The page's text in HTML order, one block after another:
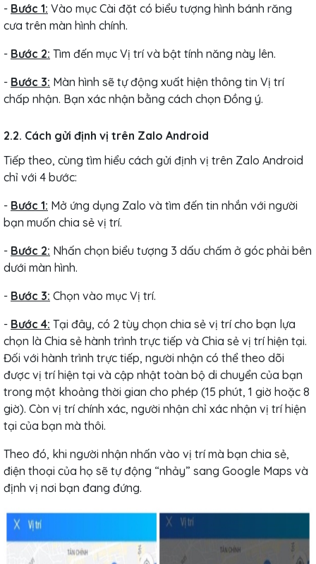
- Bước 1: Vào mục Cài đặt có biểu tượng hình bánh răng
cưa trên màn hình chính.
- Bước 2: Tìm đến mục Vị trí và bật tính năng này lên.
- Bước 3: Màn hình sẽ tự động xuất hiện thông tin Vị trí
chấp nhận. Bạn xác nhận bằng cách chọn Đồng ý.
2.2. Cách gửi định vị trên Zalo Android
Tiếp theo, cùng tìm hiểu cách gửi định vị trên Zalo Android
chỉ với 4 bước:
- Bước 1: Mở ứng dụng Zalo và tìm đến tin nhắn với người
bạn muốn chia sẻ vị trí.
- Bước 2: Nhấn chọn biểu tượng 3 dấu chấm ở góc phải bên
dưới màn hình.
- Bước 3: Chọn vào mục Vị trí.
- Bước 4: Tại đây, có 2 tùy chọn chia sẻ vị trí cho bạn lựa
chọn là Chia sẻ hành trình trực tiếp và Chia sẻ vị trí hiện tại.
Đối với hành trình trực tiếp, người nhận có thể theo dõi
được vị trí hiện tại và cập nhật toàn bộ di chuyển của bạn
trong một khoảng thời gian cho phép (15 phút, 1 giờ hoặc 8
giờ). Còn vị trí chính xác, người nhận chỉ xác nhận vị trí hiện
tại của bạn mà thôi.
Theo đó, khi người nhận nhấn vào vị trí mà bạn chia sẻ,
điện thoại của họ sẽ tự động “nhảy” sang Google Maps và
định vị nơi bạn đang đứng.